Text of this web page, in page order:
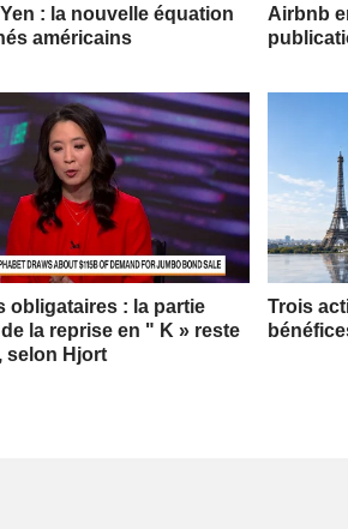
: la nouvelle équation
américains
Airbnb
obligataires : la partie
la reprise en " K » reste
selon Hjort
Trois